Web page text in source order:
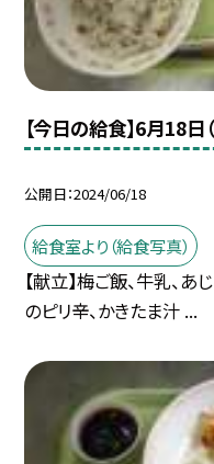
【今日の給食】6月18日（
公開日 2024/06/18
給食室より（給食写真）
【献立】梅ご飯、牛乳、
のピリ辛、かきたま汁 ...